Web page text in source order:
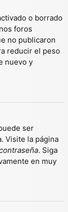
o borrado
foros
no publicaron
reducir el peso
nuevo y
ser
Visite la página
. Siga
en muy